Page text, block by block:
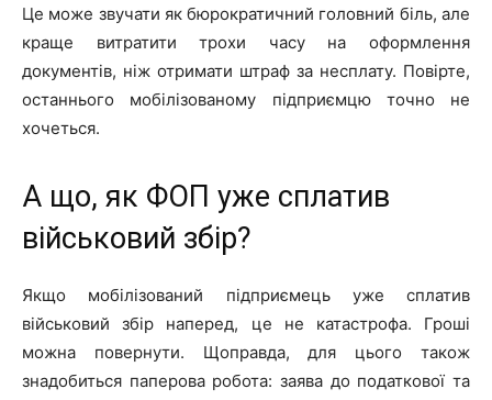
Це може звучати як бюрократичний головний біль, але
краще витратити трохи часу на оформлення
документів, ніж отримати штраф за несплату. Повірте,
останнього мобілізованому підприємцю точно не
хочеться.
А що, як ФОП уже сплатив
військовий збір?
Якщо мобілізований підприємець уже сплатив
військовий збір наперед, це не катастрофа. Гроші
можна повернути. Щоправда, для цього також
знадобиться паперова робота: заява до податкової та